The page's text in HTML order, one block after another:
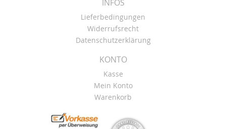
INFOS
Lieferbedingungen
Widerrufsrecht
Datenschutzerklärung
KONTO
Kasse
Mein Konto
Warenkorb